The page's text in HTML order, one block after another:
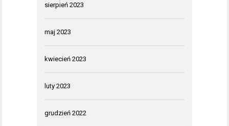
sierpień 2023
maj 2023
kwiecień 2023
luty 2023
grudzień 2022